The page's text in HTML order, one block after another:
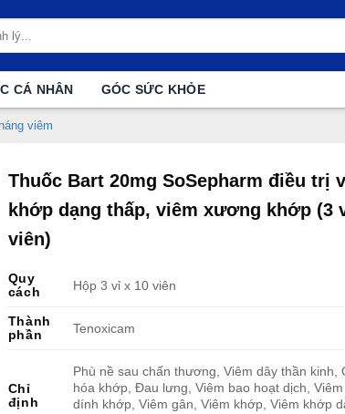
CÁ NHÂN GÓC SỨC KHỎE
viêm
Thuốc Bart 20mg SoSepharm điều trị
khớp dạng thấp, viêm xương khớp (3
viên)
Quy
cách
Hộp 3 vỉ x 10 viên
Thành
phần
Tenoxicam
Chỉ
định
Phù nề sau chấn thương, Viêm dây thần kinh,
hóa khớp, Đau lưng, Viêm bao hoạt dịch,
dính khớp, Viêm gân, Viêm khớp, Viêm khớp